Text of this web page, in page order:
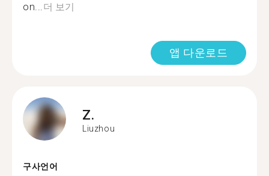
on...더 보기
앱 다운로드
Z.
Liuzhou
구사언어